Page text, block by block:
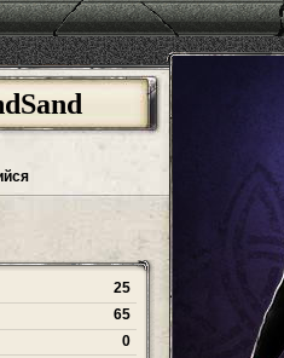
25
65
0